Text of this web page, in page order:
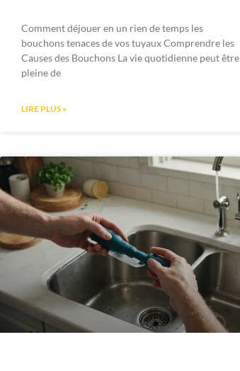
Comment déjouer en un rien de temps les
bouchons tenaces de vos tuyaux Comprendre les
Causes des Bouchons La vie quotidienne peut être
pleine de
LIRE PLUS »